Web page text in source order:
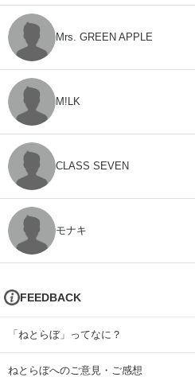
Mrs. GREEN APPLE
M!LK
CLASS SEVEN
モナキ
FEEDBACK
「ねとらぼ」ってなに？
ねとらぼへのご意見・ご感想